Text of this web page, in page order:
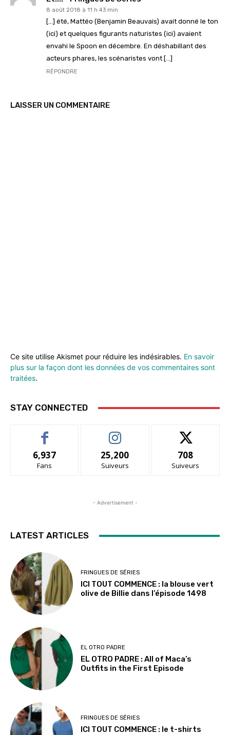
8 août 2018 à 11 h 43 min
[…] été, Mattéo (Benjamin Beauvais) avait donné le ton
(ici) et quelques figurants naturistes (ici) avaient
envahi le Spoon en décembre. En déshabillant des
acteurs phares, les scénaristes vont […]
RÉPONDRE
LAISSER UN COMMENTAIRE
Ce site utilise Akismet pour réduire les indésirables. En savoir
plus sur la façon dont les données de vos commentaires sont
traitées.
STAY CONNECTED
6,937
Fans
25,200
Suiveurs
708
Suiveurs
- Advertisement -
LATEST ARTICLES
FRINGUES DE SÉRIES
ICI TOUT COMMENCE : la blouse vert
olive de Billie dans l’épisode 1498
EL OTRO PADRE
EL OTRO PADRE : All of Maca’s
Outfits in the First Episode
FRINGUES DE SÉRIES
ICI TOUT COMMENCE : le t-shirts